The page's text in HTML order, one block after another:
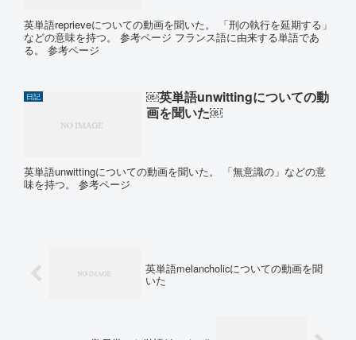
英単語reprieveについての動画を聞いた。 「刑の執行を延期する」
などの意味を持つ。 参考ページ フランス語に由来する単語であ
る。 参考ページ
日記
￼英単語unwittingについての動
画を聞いた￼
英単語unwittingについての動画を聞いた。 「無意識の」などの意
味を持つ。 参考ページ
英単語melancholicについての動画を聞
いた